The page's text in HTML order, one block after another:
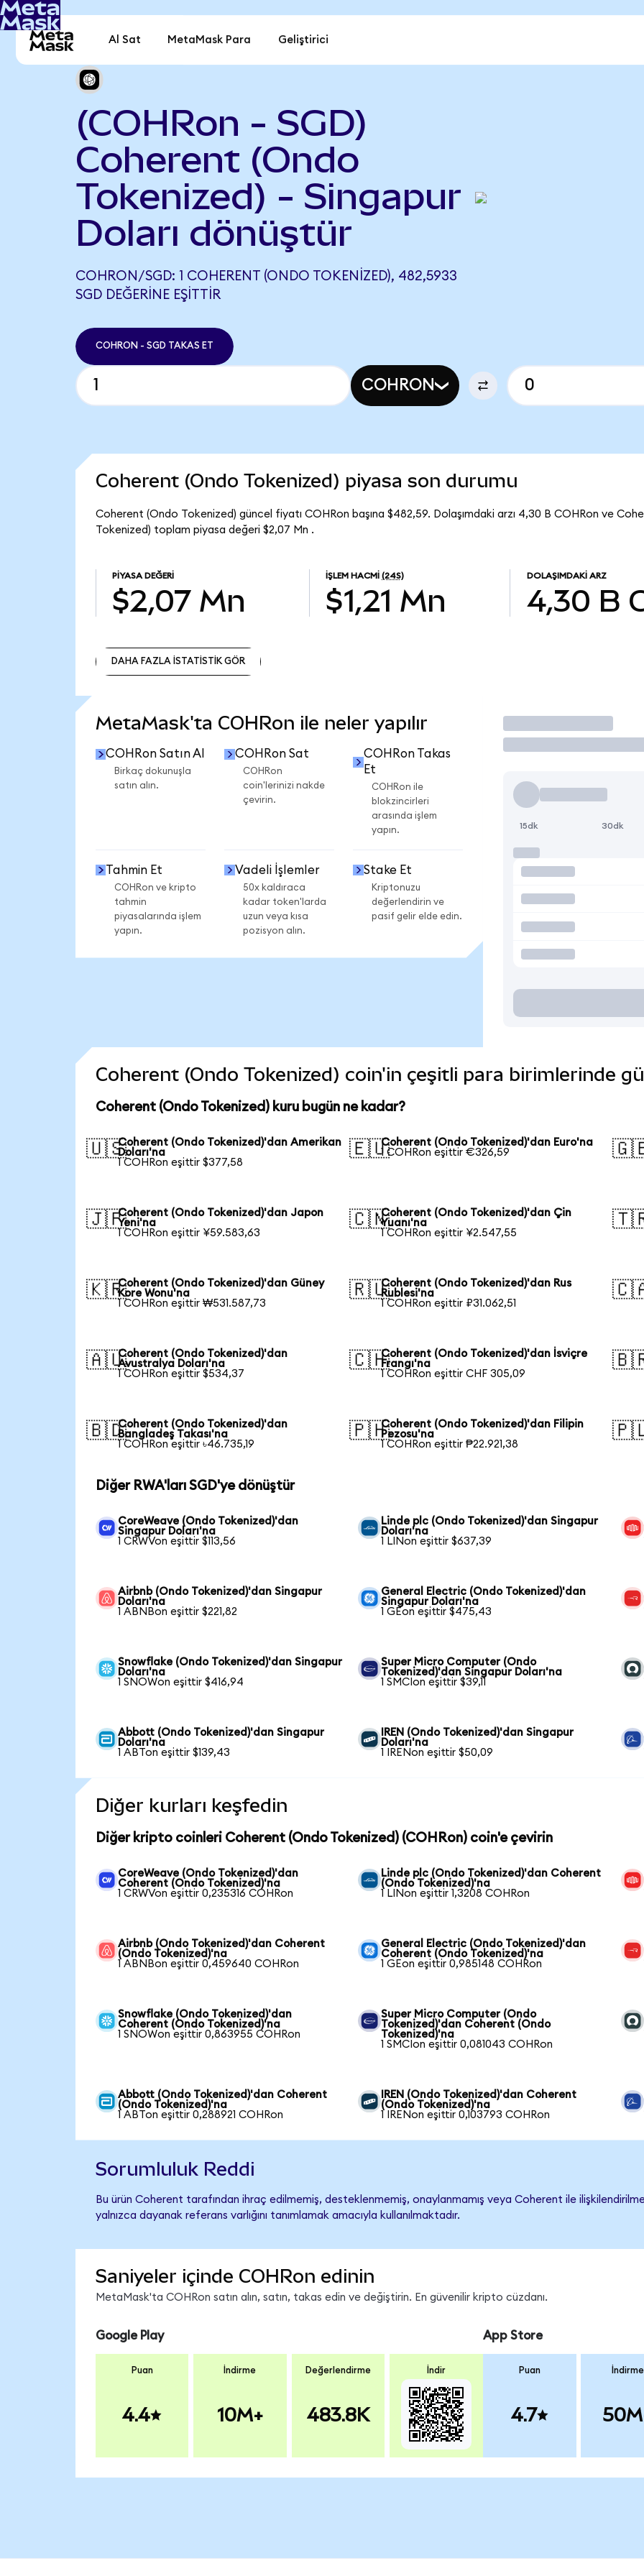
Al Sat MetaMask Para Geliştirici
(COHRon - SGD)
Coherent (Ondo
Tokenized) - Singapur
Doları dönüştür
COHRON/SGD: 1 COHERENT (ONDO TOKENIZED), 482,5933
SGD DEĞERINE EŞITTIR
COHRON - SGD TAKAS ET
COHRON
Coherent (Ondo Tokenized) piyasa son durumu
Coherent (Ondo Tokenized) güncel fiyatı COHRon başına $482,59. Dolaşımdaki arzı 4,30 B COHRon ve
Tokenized) toplam piyasa değeri $2,07 Mn .
PIYASA DEĞERI
$2,07 Mn
İŞLEM HACMI (24S)
$1,21 Mn
DOLAŞIMDAKI ARZ
4,30 B
DAHA FAZLA İSTATİSTİK GÖR
MetaMask'ta COHRon ile neler yapılır
COHRon Satın Al
Birkaç dokunuşla
satın alın.
COHRon Sat
COHRon
coin'lerinizi nakde
çevirin.
COHRon Takas
Et
COHRon ile
blokzincirleri
arasında işlem
yapın.
Tahmin Et
COHRon ve kripto
tahmin
piyasalarında işlem
yapın.
Vadeli İşlemler
50x kaldıraca
kadar token'larda
uzun veya kısa
pozisyon alın.
Stake Et
Kriptonuzu
değerlendirin ve
pasif gelir elde edin.
İşlem Yap
15dk 30dk
Coherent (Ondo Tokenized) coin'in çeşitli para birimlerinde
Coherent (Ondo Tokenized) kuru bugün ne kadar?
🇺🇸Coherent (Ondo Tokenized)'dan Amerikan
Doları'na
1 COHRon eşittir $377,58
🇪🇺Coherent (Ondo Tokenized)'dan Euro'na
1 COHRon eşittir €326,59
🇯🇵Coherent (Ondo Tokenized)'dan Japon
Yeni'na
1 COHRon eşittir ¥59.583,63
🇨🇳Coherent (Ondo Tokenized)'dan Çin
Yuanı'na
1 COHRon eşittir ¥2.547,55
🇰🇷Coherent (Ondo Tokenized)'dan Güney
Kore Wonu'na
1 COHRon eşittir ₩531.587,73
🇷🇺Coherent (Ondo Tokenized)'dan Rus
Rublesi'na
1 COHRon eşittir ₽31.062,51
🇦🇺Coherent (Ondo Tokenized)'dan
Avustralya Doları'na
1 COHRon eşittir $534,37
🇨🇭Coherent (Ondo Tokenized)'dan İsviçre
Frangı'na
1 COHRon eşittir CHF 305,09
🇧🇩Coherent (Ondo Tokenized)'dan
Bangladeş Takası'na
1 COHRon eşittir ৳46.735,19
🇵🇭Coherent (Ondo Tokenized)'dan Filipin
Pezosu'na
1 COHRon eşittir ₱22.921,38
Diğer RWA'ları SGD'ye dönüştür
CoreWeave (Ondo Tokenized)'dan
Singapur Doları'na
1 CRWVon eşittir $113,56
Linde plc (Ondo Tokenized)'dan Singapur
Doları'na
1 LINon eşittir $637,39
Airbnb (Ondo Tokenized)'dan Singapur
Doları'na
1 ABNBon eşittir $221,82
General Electric (Ondo Tokenized)'dan
Singapur Doları'na
1 GEon eşittir $475,43
Snowflake (Ondo Tokenized)'dan Singapur
Doları'na
1 SNOWon eşittir $416,94
Super Micro Computer (Ondo
Tokenized)'dan Singapur Doları'na
1 SMCIon eşittir $39,11
Abbott (Ondo Tokenized)'dan Singapur
Doları'na
1 ABTon eşittir $139,43
IREN (Ondo Tokenized)'dan Singapur
Doları'na
1 IRENon eşittir $50,09
Diğer kurları keşfedin
Diğer kripto coinleri Coherent (Ondo Tokenized) (COHRon) coin'e çevirin
CoreWeave (Ondo Tokenized)'dan
Coherent (Ondo Tokenized)'na
1 CRWVon eşittir 0,235316 COHRon
Linde plc (Ondo Tokenized)'dan Coherent
(Ondo Tokenized)'na
1 LINon eşittir 1,3208 COHRon
Airbnb (Ondo Tokenized)'dan Coherent
(Ondo Tokenized)'na
1 ABNBon eşittir 0,459640 COHRon
General Electric (Ondo Tokenized)'dan
Coherent (Ondo Tokenized)'na
1 GEon eşittir 0,985148 COHRon
Snowflake (Ondo Tokenized)'dan
Coherent (Ondo Tokenized)'na
1 SNOWon eşittir 0,863955 COHRon
Super Micro Computer (Ondo
Tokenized)'dan Coherent (Ondo
Tokenized)'na
1 SMCIon eşittir 0,081043 COHRon
Abbott (Ondo Tokenized)'dan Coherent
(Ondo Tokenized)'na
1 ABTon eşittir 0,288921 COHRon
IREN (Ondo Tokenized)'dan Coherent
(Ondo Tokenized)'na
1 IRENon eşittir 0,103793 COHRon
Sorumluluk Reddi
Bu ürün Coherent tarafından ihraç edilmemiş, desteklenmemiş, onaylanmamış veya Coherent ile
yalnızca dayanak referans varlığını tanımlamak amacıyla kullanılmaktadır.
Saniyeler içinde COHRon edinin
MetaMask'ta COHRon satın alın, satın, takas edin ve değiştirin. En güvenilir kripto cüzdanı.
Google Play
Puan
4.4
İndirme
10M+
Değerlendirme
483.8K
İndir
App Store
Puan
4.7
İndirme